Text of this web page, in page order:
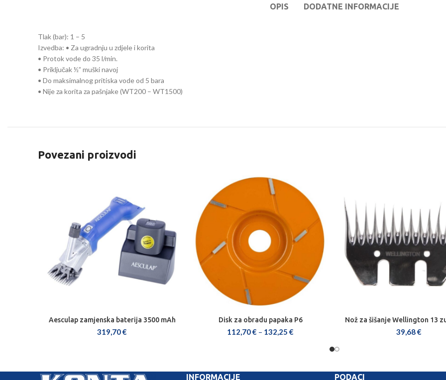
OPIS DODATNE INFORMACIJE
Tlak (bar): 1 – 5
Izvedba: • Za ugradnju u zdjele i korita
• Protok vode do 35 l/min.
• Priključak ½” muški navoj
• Do maksimalnog pritiska vode od 5 bara
• Nije za korita za pašnjake (WT200 – WT1500)
Povezani proizvodi
DODAJ U KOŠARICU
Aesculap zamjenska baterija 3500 mAh
319,70€
ODABERI OPCIJE
Disk za obradu papaka P6
112,70€ – 132,25 €
DODAJ U KOŠARICU
Nož za šišanje Wellington 13
39,68€
INFORMACIJE PODACI